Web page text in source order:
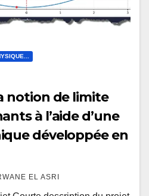
notion de limite
à l’aide d’une
développée en
EL ASRI